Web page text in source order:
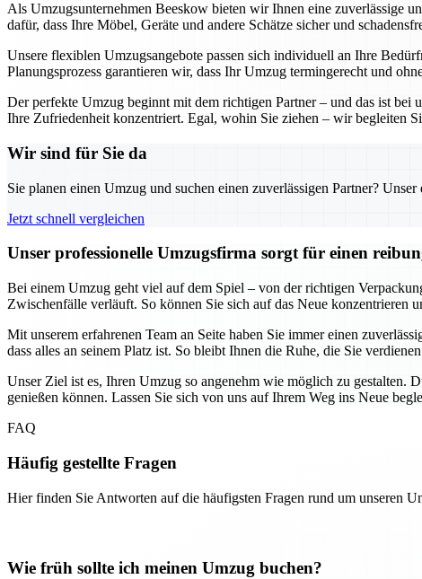
Als Umzugsunternehmen Beeskow bieten wir Ihnen eine zuverlässige
dafür, dass Ihre Möbel, Geräte und andere Schätze sicher und
Unsere flexiblen Umzugsangebote passen sich individuell an Ihre
Planungsprozess garantieren wir, dass Ihr Umzug termingerecht und
Der perfekte Umzug beginnt mit dem richtigen Partner – und das ist bei
Ihre Zufriedenheit konzentriert. Egal, wohin Sie ziehen – wir begleiten
Wir sind für Sie da
Sie planen einen Umzug und suchen einen zuverlässigen Partner?
Jetzt schnell vergleichen
Unser professionelle Umzugsfirma sorgt für einen
Bei einem Umzug geht viel auf dem Spiel – von der richtigen
Zwischenfälle verläuft. So können Sie sich auf das Neue konzentrieren
Mit unserem erfahrenen Team an Seite haben Sie immer einen
dass alles an seinem Platz ist. So bleibt Ihnen die Ruhe, die Sie
Unser Ziel ist es, Ihren Umzug so angenehm wie möglich zu gestalten.
genießen können. Lassen Sie sich von uns auf Ihrem Weg ins Neue
FAQ
Häufig gestellte Fragen
Hier finden Sie Antworten auf die häufigsten Fragen rund um unseren
Wie früh sollte ich meinen Umzug buchen?